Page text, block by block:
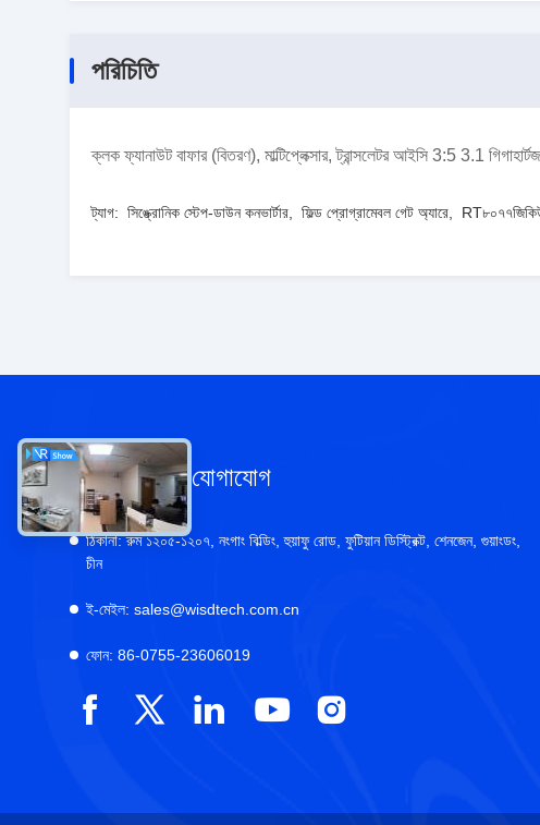
পরিচিতি
ক্লক ফ্যানাউট বাফার (বিতরণ), মাল্টিপ্লেক্সার, ট্রান্সলেটর আইসি 3:5 3.1
ট্যাগ: সিঙ্ক্রোনিক স্টেপ-ডাউন কনভার্টার ফিল্ড প্রোগ্রামেবল গেট অ্যারে
আমাদের সাথে যোগাযোগ
ঠিকানা:রুম ১২০৫-১২০৭, নংগাং বিল্ডিং, হুয়াফু রোড, ফুটিয়ান ডিস্ট্রিক্ট, শেনজেন, গুয়াংডং,
চীন
ই-মেইল: sales@wisdtech.com.cn
ফোন: 86-0755-23606019